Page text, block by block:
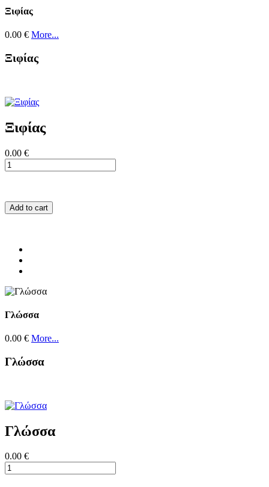
Ξιφίας
0.00 € More...
Ξιφίας
Ξιφίας
0.00 €
Add to cart
Γλώσσα
0.00 € More...
Γλώσσα
Γλώσσα
0.00 €